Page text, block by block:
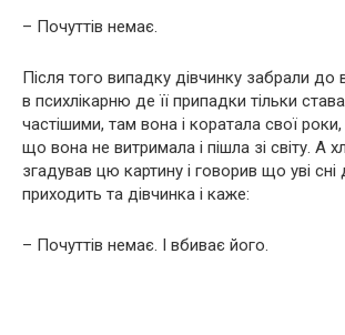
– Почуттів немає.
Після того випадку дівчинку забрали до
в психлікарню де її припадки тільки
частішими, там вона і коратала свої
що вона не витримала і пішла зі світу. А
згадував цю картину і говорив що уві сні
приходить та дівчинка і каже:
– Почуттів немає. І вбиває його.